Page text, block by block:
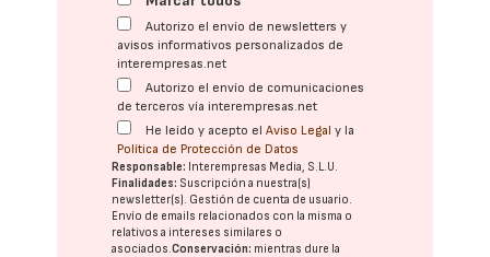
Autorizo el envío de newsletters y
avisos informativos personalizados de
interempresas.net
Autorizo el envío de comunicaciones
de terceros vía interempresas.net
He leído y acepto elAviso Legal y la
Política de Protección de Datos
Responsable: Interempresas Media, S.L.U.
Finalidades: Suscripción a nuestra(s)
newsletter(s). Gestión de cuenta de usuario.
Envío de emails relacionados con la misma o
relativos a intereses similares o
asociados.Conservación: mientras dure la